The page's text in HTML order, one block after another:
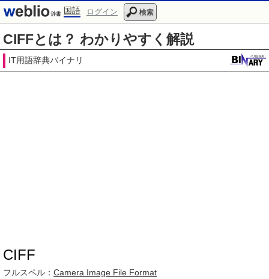
国語 ログイン 検索
CIFFとは？ わかりやすく解説
IT用語辞典バイナリ
CIFF
フルスペル： Camera Image File Format